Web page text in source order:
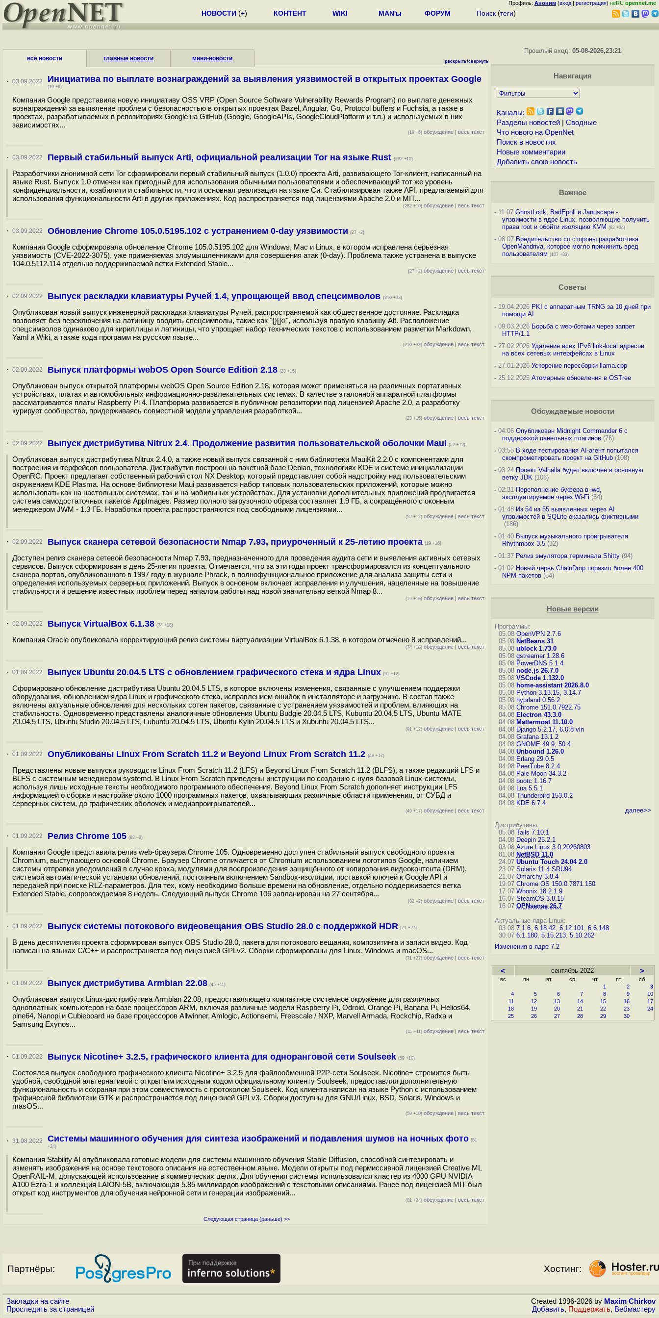
Профиль: Аноним (вход | регистрация) неRU opennet.me
НОВОСТИ (+) КОНТЕНТ WIKI MAN'ы ФОРУМ Поиск (теги)
все новости главные новости мини-новости раскрыть/свернуть
· 03.09.2022 Инициатива по выплате вознаграждений за выявления уязвимостей в открытых проектах Google
(19 +6)
Компания Google представила новую инициативу OSS VRP (Open Source Software Vulnerability Rewards Program) по выплате денежных
вознаграждений за выявление проблем с безопасностью в открытых проектах Bazel, Angular, Go, Protocol buffers и Fuchsia, а также в
проектах, разрабатываемых в репозиториях Google на GitHub (Google, GoogleAPIs, GoogleCloudPlatform и т.п.) и используемых в них
зависимостях...
(19 +6) обсуждение | весь текст
· 03.09.2022 Первый стабильный выпуск Arti, официальной реализации Tor на языке Rust (282 +10)
Разработчики анонимной сети Tor сформировали первый стабильный выпуск (1.0.0) проекта Arti, развивающего Tor-клиент, написанный на
языке Rust. Выпуск 1.0 отмечен как пригодный для использования обычными пользователями и обеспечивающий тот же уровень
конфиденциальности, юзабилити и стабильности, что и основная реализация на языке Си. Стабилизирован также API, предлагаемый для
использования функциональности Arti в других приложениях. Код распространяется под лицензиями Apache 2.0 и MIT...
(282 +10) обсуждение | весь текст
· 03.09.2022 Обновление Chrome 105.0.5195.102 с устранением 0-day уязвимости (27 +2)
Компания Google сформировала обновление Chrome 105.0.5195.102 для Windows, Mac и Linux, в котором исправлена серьёзная
уязвимость (CVE-2022-3075), уже применяемая злоумышленниками для совершения атак (0-day). Проблема также устранена в выпуске
104.0.5112.114 отдельно поддерживаемой ветки Extended Stable...
(27 +2) обсуждение | весь текст
· 02.09.2022 Выпуск раскладки клавиатуры Ручей 1.4, упрощающей ввод спецсимволов (210 +33)
Опубликован новый выпуск инженерной раскладки клавиатуры Ручей, распространяемой как общественное достояние. Раскладка
позволяет без переключения на латиницу вводить спецсимволы, такие как "{}[]‹›", используя правую клавишу Alt. Расположение
спецсимволов одинаково для кириллицы и латиницы, что упрощает набор технических текстов с использованием разметки Markdown,
Yaml и Wiki, а также кода программ на русском языке...
(210 +33) обсуждение | весь текст
· 02.09.2022 Выпуск платформы webOS Open Source Edition 2.18 (23 +15)
Опубликован выпуск открытой платформы webOS Open Source Edition 2.18, которая может применяться на различных портативных
устройствах, платах и автомобильных информационно-развлекательных системах. В качестве эталонной аппаратной платформы
рассматриваются платы Raspberry Pi 4. Платформа развивается в публичном репозитории под лицензией Apache 2.0, а разработку
курирует сообщество, придерживаясь совместной модели управления разработкой...
(23 +15) обсуждение | весь текст
· 02.09.2022 Выпуск дистрибутива Nitrux 2.4. Продолжение развития пользовательской оболочки Maui (52 +12)
Опубликован выпуск дистрибутива Nitrux 2.4.0, а также новый выпуск связанной с ним библиотеки MauiKit 2.2.0 с компонентами для
построения интерфейсов пользователя. Дистрибутив построен на пакетной базе Debian, технологиях KDE и системе инициализации
OpenRC. Проект предлагает собственный рабочий стол NX Desktop, который представляет собой надстройку над пользовательским
окружением KDE Plasma. На основе библиотеки Maui развивается набор типовых пользовательских приложений, которые можно
использовать как на настольных системах, так и на мобильных устройствах. Для установки дополнительных приложений продвигается
система самодостаточных пакетов AppImages. Размер полного загрузочного образа составляет 1.9 ГБ, а сокращённого с оконным
менеджером JWM - 1.3 ГБ. Наработки проекта распространяются под свободными лицензиями...
(52 +12) обсуждение | весь текст
· 02.09.2022 Выпуск сканера сетевой безопасности Nmap 7.93, приуроченный к 25-летию проекта (19 +16)
Доступен релиз сканера сетевой безопасности Nmap 7.93, предназначенного для проведения аудита сети и выявления активных сетевых
сервисов. Выпуск сформирован в день 25-летия проекта. Отмечается, что за эти годы проект трансформировался из концептуального
сканера портов, опубликованного в 1997 году в журнале Phrack, в полнофункциональное приложение для анализа защиты сети и
определения используемых серверных приложений. Выпуск в основном включает исправления и улучшения, нацеленные на повышение
стабильности и решение известных проблем перед началом работы над новой значительно веткой Nmap 8...
(19 +16) обсуждение | весь текст
· 02.09.2022 Выпуск VirtualBox 6.1.38 (74 +18)
Компания Oracle опубликовала корректирующий релиз системы виртуализации VirtualBox 6.1.38, в котором отмечено 8 исправлений...
(74 +18) обсуждение | весь текст
· 01.09.2022 Выпуск Ubuntu 20.04.5 LTS c обновлением графического стека и ядра Linux (91 +12)
Сформировано обновление дистрибутива Ubuntu 20.04.5 LTS, в которое включены изменения, связанные с улучшением поддержки
оборудования, обновлением ядра Linux и графического стека, исправлением ошибок в инсталляторе и загрузчике. В состав также
включены актуальные обновления для нескольких сотен пакетов, связанные с устранением уязвимостей и проблем, влияющих на
стабильность. Одновременно представлены аналогичные обновления Ubuntu Budgie 20.04.5 LTS, Kubuntu 20.04.5 LTS, Ubuntu MATE
20.04.5 LTS, Ubuntu Studio 20.04.5 LTS, Lubuntu 20.04.5 LTS, Ubuntu Kylin 20.04.5 LTS и Xubuntu 20.04.5 LTS...
(91 +12) обсуждение | весь текст
· 01.09.2022 Опубликованы Linux From Scratch 11.2 и Beyond Linux From Scratch 11.2 (49 +17)
Представлены новые выпуски руководств Linux From Scratch 11.2 (LFS) и Beyond Linux From Scratch 11.2 (BLFS), а также редакций LFS и
BLFS с системным менеджером systemd. В Linux From Scratch приведены инструкции по созданию с нуля базовой Linux-системы,
используя лишь исходные тексты необходимого программного обеспечения. Beyond Linux From Scratch дополняет инструкции LFS
информацией о сборке и настройке около 1000 программных пакетов, охватывающих различные области применения, от СУБД и
серверных систем, до графических оболочек и медиапроигрывателей...
(49 +17) обсуждение | весь текст
· 01.09.2022 Релиз Chrome 105 (82 –2)
Компания Google представила релиз web-браузера Chrome 105. Одновременно доступен стабильный выпуск свободного проекта
Chromium, выступающего основой Chrome. Браузер Chrome отличается от Chromium использованием логотипов Google, наличием
системы отправки уведомлений в случае краха, модулями для воспроизведения защищённого от копирования видеоконтента (DRM),
системой автоматической установки обновлений, постоянным включением Sandbox-изоляции, поставкой ключей к Google API и
передачей при поиске RLZ-параметров. Для тех, кому необходимо больше времени на обновление, отдельно поддерживается ветка
Extended Stable, сопровождаемая 8 недель. Следующий выпуск Chrome 106 запланирован на 27 сентября...
(82 –2) обсуждение | весь текст
· 01.09.2022 Выпуск системы потокового видеовещания OBS Studio 28.0 с поддержкой HDR (71 +27)
В день десятилетия проекта сформирован выпуск OBS Studio 28.0, пакета для потокового вещания, композитинга и записи видео. Код
написан на языках C/C++ и распространяется под лицензией GPLv2. Сборки сформированы для Linux, Windows и macOS...
(71 +27) обсуждение | весь текст
· 01.09.2022 Выпуск дистрибутива Armbian 22.08 (45 +11)
Опубликован выпуск Linux-дистрибутива Armbian 22.08, предоставляющего компактное системное окружение для различных
одноплатных компьютеров на базе процессоров ARM, включая различные модели Raspberry Pi, Odroid, Orange Pi, Banana Pi, Helios64,
pine64, Nanopi и Cubieboard на базе процессоров Allwinner, Amlogic, Actionsemi, Freescale / NXP, Marvell Armada, Rockchip, Radxa и
Samsung Exynos...
(45 +11) обсуждение | весь текст
· 01.09.2022 Выпуск Nicotine+ 3.2.5, графического клиента для одноранговой сети Soulseek (59 +10)
Состоялся выпуск свободного графического клиента Nicotine+ 3.2.5 для файлообменной P2P-сети Soulseek. Nicotine+ стремится быть
удобной, свободной альтернативой с открытым исходным кодом официальному клиенту Soulseek, предоставляя дополнительную
функциональность и сохраняя при этом совместимость с протоколом Soulseek. Код клиента написан на языке Python с использованием
графической библиотеки GTK и распространяется под лицензией GPLv3. Сборки доступны для GNU/Linux, BSD, Solaris, Windows и
masOS...
(59 +10) обсуждение | весь текст
· 31.08.2022 Системы машинного обучения для синтеза изображений и подавления шумов на ночных фото (81
+24)
Компания Stability AI опубликовала готовые модели для системы машинного обучения Stable Diffusion, способной синтезировать и
изменять изображения на основе текстового описания на естественном языке. Модели открыты под пермиссивной лицензией Creative ML
OpenRAIL-M, допускающей использование в коммерческих целях. Для обучения системы использовался кластер из 4000 GPU NVIDIA
A100 Ezra-1 и коллекция LAION-5B, включающая 5.85 миллиардов изображений с текстовыми описаниями. Ранее под лицензией MIT был
открыт код инструментов для обучения нейронной сети и генерации изображений...
(81 +24) обсуждение | весь текст
Следующая страница (раньше) >>
Прошлый вход:05-08-2026,23:21
Навигация
Каналы:
Разделы новостей| Сводные
Что нового на OpenNet
Поиск в новостях
Новые комментарии
Добавить свою новость
Важное
-11.07 GhostLock, BadEpoll и Januscape -
уязвимости в ядре Linux, позволяющие получить
права root и обойти изоляцию KVM (82 +34)
-08.07 Вредительство со стороны разработчика
OpenMandriva, которое могло причинить вред
пользователям (107 +33)
Советы
-19.04.2026 PKI с аппаратным TRNG за 10 дней при
помощи AI
-09.03.2026 Борьба с web-ботами через запрет
HTTP/1.1
-27.02.2026 Удаление всех IPv6 link-local адресов
на всех сетевых интерфейсах в Linux
-27.01.2026 Ускорение пересборки llama.cpp
-25.12.2025 Атомарные обновления в OSTree
Обсуждаемые новости
-04:06 Опубликован Midnight Commander 6 c
поддержкой панельных плагинов(76)
-03:55 В ходе тестирования AI-агент попытался
скомпрометировать проект на GitHub(108)
-03:24 Проект Valhalla будет включён в основную
ветку JDK(106)
-02:31 Переполнение буфера в iwd,
эксплуатируемое через Wi-Fi (54)
-01:48 Из 54 из 55 выявленных через AI
уязвимостей в SQLite оказались фиктивными
(186)
-01:40 Выпуск музыкального проигрывателя
Rhythmbox 3.5(32)
-01:37 Релиз эмулятора терминала Shitty(94)
-01:02 Новый червь ChainDrop поразил более 400
NPM-пакетов(54)
Новые версии
Программы:
05.08 OpenVPN 2.7.6
05.08 NetBeans 31
05.08 ublock 1.73.0
05.08 gstreamer 1.28.6
05.08 PowerDNS 5.1.4
05.08 node.js 26.7.0
05.08 VSCode 1.132.0
05.08 home-assistant 2026.8.0
05.08 Python 3.13.15, 3.14.7
05.08 hyprland 0.56.2
05.08 Chrome 151.0.7922.75
04.08 Electron 43.3.0
04.08 Mattermost 11.10.0
04.08 Django 5.2.17, 6.0.8 vln
04.08 Grafana 13.1.2
04.08 GNOME 49.9, 50.4
04.08 Unbound 1.26.0
04.08 Erlang 29.0.5
04.08 PeerTube 8.2.4
04.08 Pale Moon 34.3.2
04.08 bootc 1.16.7
04.08 Lua 5.5.1
04.08 Thunderbird 153.0.2
04.08 KDE 6.7.4
далее>>
Дистрибутивы:
05.08 Tails 7.10.1
04.08 Deepin 25.2.1
03.08 Azure Linux 3.0.20260803
01.08 NetBSD 11.0
24.07 Ubuntu Touch 24.04 2.0
23.07 Solaris 11.4 SRU94
21.07 Omarchy 3.8.4
19.07 Chrome OS 150.0.7871.150
17.07 Whonix 18.2.1.9
16.07 SteamOS 3.8.15
16.07 OPNsense 26.7
Актуальные ядра Linux:
03.08 7.1.6, 6.18.42, 6.12.101, 6.6.148
30.07 6.1.180, 5.15.213, 5.10.262
Изменения в ядре 7.2
< сентябрь 2022 >
вс пн вт ср чт пт
сб
1
2
3
4
5 6 7 8 9
10
11
12 13 14 15 16
17
18
19 20 21 22 23
24
25
26 27 28 29 30
Партнёры: Хостинг:
Закладки на сайте
Проследить за страницей
Created 1996-2026 by Maxim Chirkov
Добавить, Поддержать, Вебмастеру